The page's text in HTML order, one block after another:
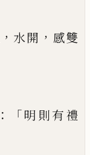
，水開 ， 感雙
：「明則有禮